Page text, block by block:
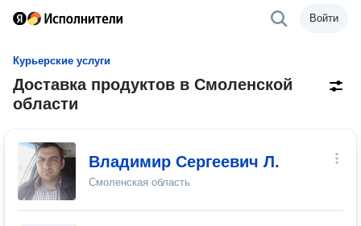
Войти
Курьерские услуги
Доставка продуктов в Смоленской
области
Владимир Сергеевич Л.
Смоленская область